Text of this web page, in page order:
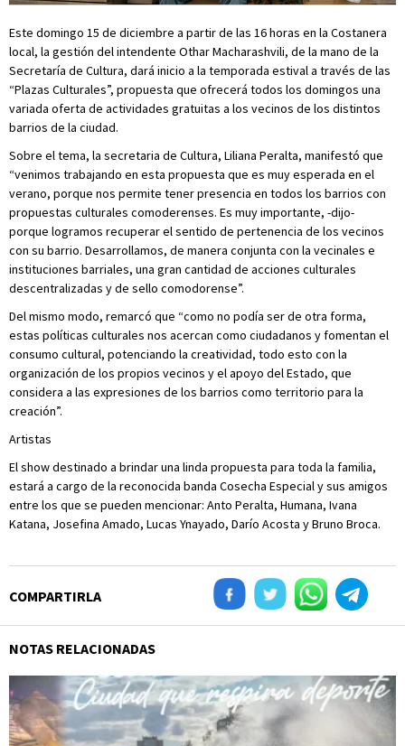
Este domingo 15 de diciembre a partir de las 16 horas en la Costanera
local, la gestión del intendente Othar Macharashvili, de la mano de la
Secretaría de Cultura, dará inicio a la temporada estival a través de las
“Plazas Culturales”, propuesta que ofrecerá todos los domingos una
variada oferta de actividades gratuitas a los vecinos de los distintos
barrios de la ciudad.
Sobre el tema, la secretaria de Cultura, Liliana Peralta, manifestó que
“venimos trabajando en esta propuesta que es muy esperada en el
verano, porque nos permite tener presencia en todos los barrios con
propuestas culturales comoderenses. Es muy importante, -dijo-
porque logramos recuperar el sentido de pertenencia de los vecinos
con su barrio. Desarrollamos, de manera conjunta con la vecinales e
instituciones barriales, una gran cantidad de acciones culturales
descentralizadas y de sello comodorense”.
Del mismo modo, remarcó que “como no podía ser de otra forma,
estas políticas culturales nos acercan como ciudadanos y fomentan el
consumo cultural, potenciando la creatividad, todo esto con la
organización de los propios vecinos y el apoyo del Estado, que
considera a las expresiones de los barrios como territorio para la
creación”.
Artistas
El show destinado a brindar una linda propuesta para toda la familia,
estará a cargo de la reconocida banda Cosecha Especial y sus amigos
entre los que se pueden mencionar: Anto Peralta, Humana, Ivana
Katana, Josefina Amado, Lucas Ynayado, Darío Acosta y Bruno Broca.
COMPARTIRLA
NOTAS RELACIONADAS